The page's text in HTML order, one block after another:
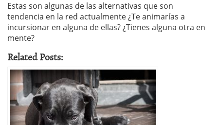
Estas son algunas de las alternativas que son
tendencia en la red actualmente ¿Te animarías a
incursionar en alguna de ellas? ¿Tienes alguna otra en
mente?
Related Posts: